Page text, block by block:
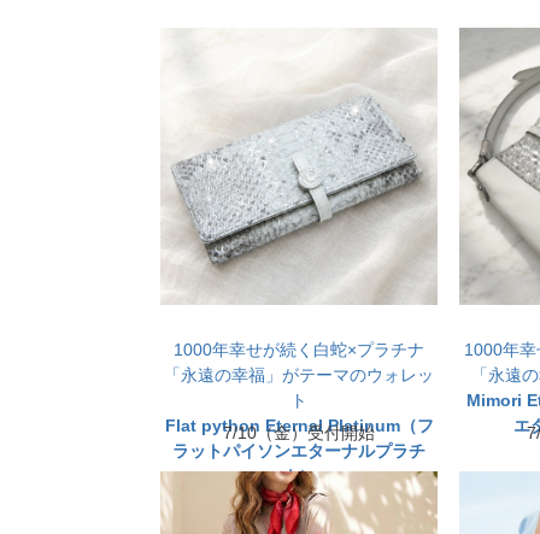
1000年幸せが続く白蛇×プラチナ
「永遠の幸福」がテーマのウォレッ
ト
Flat python Eternal Platinum（フ
ラットパイソンエターナルプラチ
ナ）
1000年
「永遠
Mimori
エ
7/10（金）受付開始